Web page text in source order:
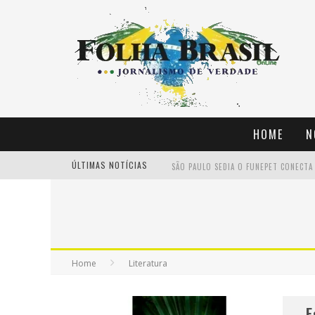
HOME
ÚLTIMAS NOTÍCIAS
Home Literatura